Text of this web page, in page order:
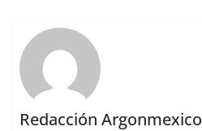
Redacción Argonmexico